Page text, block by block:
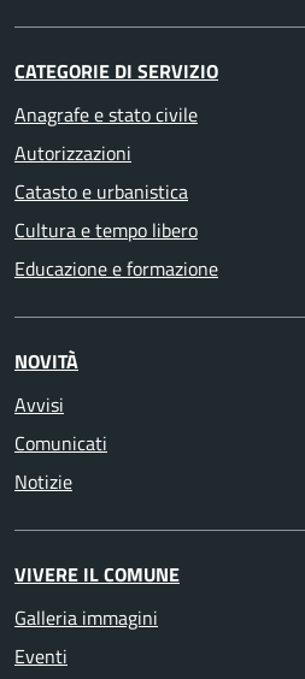
CATEGORIE DI SERVIZIO
Anagrafe e stato civile
Autorizzazioni
Catasto e urbanistica
Cultura e tempo libero
Educazione e formazione
NOVITÀ
Avvisi
Comunicati
Notizie
VIVERE IL COMUNE
Galleria immagini
Eventi